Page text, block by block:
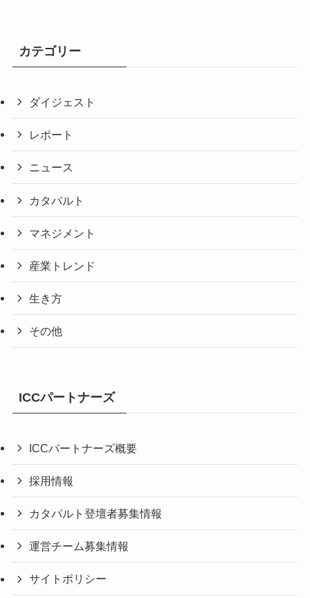
カテゴリー
ダイジェスト
レポート
ニュース
カタパルト
マネジメント
産業トレンド
生き方
その他
ICCパートナーズ
ICCパートナーズ概要
採用情報
カタパルト登壇者募集情報
運営チーム募集情報
サイトポリシー